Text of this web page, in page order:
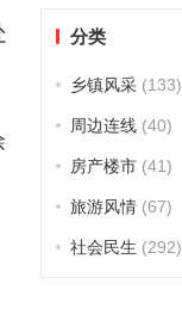
分类
乡镇风采(133)
周边连线(40)
房产楼市(41)
旅游风情(67)
社会民生 (292)